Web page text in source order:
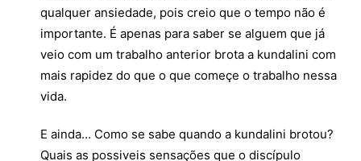
qualquer ansiedade, pois creio que o tempo não é
importante. É apenas para saber se alguem que já
veio com um trabalho anterior brota a kundalini com
mais rapidez do que o que começe o trabalho nessa
vida.
E ainda… Como se sabe quando a kundalini brotou?
Quais as possiveis sensações que o discípulo